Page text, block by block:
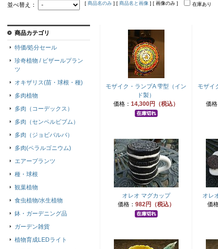
並べ替え： [ 商品名のみ ] [ 商品名と画像 ] [ 画像のみ ] 在庫あり
モザイク・ランプA 雫型（イン
ド製）
価格： 14,300円（税込）
モザイ
価
オレオ マグカップ
価格： 982円（税込）
オレ
価
商品カテゴリ
特価/処分セール
珍奇植物 / ビザールプラン
ツ
オキザリス(苗・球根・種)
多肉植物
多肉（コーデックス）
多肉（センペルビブム）
多肉（ジョビバルバ）
多肉(ペラルゴニウム)
エアープランツ
種・球根
観葉植物
食虫植物/水生植物
鉢・ガーデニング品
ガーデン雑貨
植物育成LEDライト